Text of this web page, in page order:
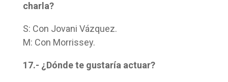
charla?
S: Con Jovani Vázquez.
M: Con Morrissey.
17.- ¿Dónde te gustaría actuar?